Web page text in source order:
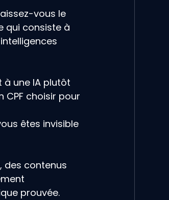
vous le
qui consiste à
une IA plutôt
CPF choisir pour
êtes invisible
des contenus
prouvée.